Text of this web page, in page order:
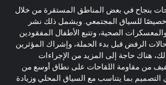
بنجاح في بعض المناطق المستقرة من خلال
للسياق المجتمعي. ويشمل ذلك نشر
الصحية، وتتبع الأطفال المفقودين
الرفض قبل بدء الحملة، وإشراك المؤثرين
حاجة إلى المزيد من الإجراءات
من مقاومة اللقاحات على نطاق أوسع من
بما يتناسب مع السياق المحلي وزيادة